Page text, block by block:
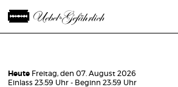
Heute Freitag, den 07. August 2026
Einlass 23:59 Uhr - Beginn 23:59 Uhr